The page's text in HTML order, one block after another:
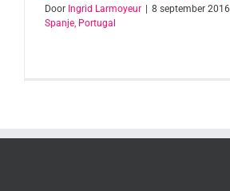
Door Ingrid Larmoyeur | 8 september 2016
Spanje, Portugal